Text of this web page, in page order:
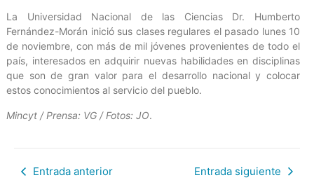
La Universidad Nacional de las Ciencias Dr. Humberto
Fernández-Morán inició sus clases regulares el pasado lunes 10
de noviembre, con más de mil jóvenes provenientes de todo el
país, interesados en adquirir nuevas habilidades en disciplinas
que son de gran valor para el desarrollo nacional y colocar
estos conocimientos al servicio del pueblo.
Mincyt / Prensa: VG / Fotos: JO.
Entrada anterior Entrada siguiente